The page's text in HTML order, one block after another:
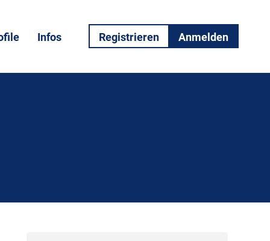
Infos Registrieren Anmelden